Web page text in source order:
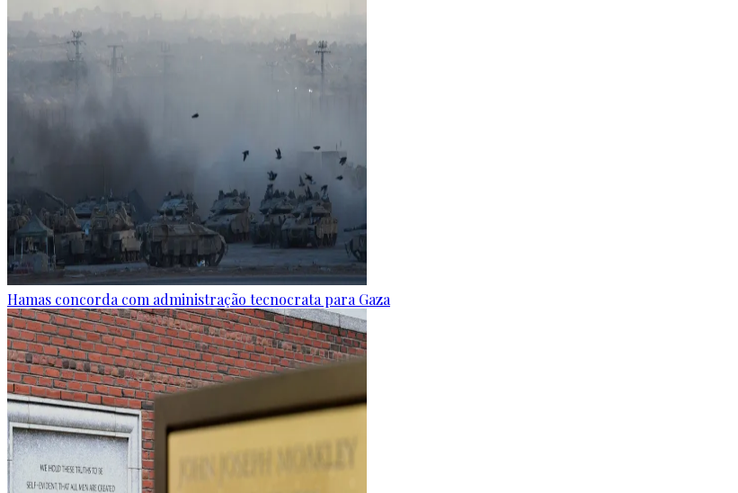
Hamas concorda com administração tecnocrata para Gaza